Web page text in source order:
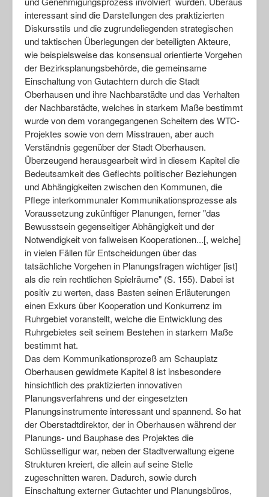
interessant sind die Darstellungen des praktizierten
Diskursstils und die zugrundeliegenden strategischen
und taktischen Überlegungen der beteiligten Akteure,
wie beispielsweise das konsensual orientierte Vorgehen
der Bezirksplanungsbehörde, die gemeinsame
Einschaltung von Gutachtern durch die Stadt
Oberhausen und ihre Nachbarstädte und das Verhalten
der Nachbarstädte, welches in starkem Maße bestimmt
wurde von dem vorangegangenen Scheitern des WTC-
Projektes sowie von dem Misstrauen, aber auch
Verständnis gegenüber der Stadt Oberhausen.
Überzeugend herausgearbeit wird in diesem Kapitel die
Bedeutsamkeit des Geflechts politischer Beziehungen
und Abhängigkeiten zwischen den Kommunen, die
Pflege interkommunaler Kommunikationsprozesse als
Voraussetzung zukünftiger Planungen, ferner "das
Bewusstsein gegenseitiger Abhängigkeit und der
Notwendigkeit von fallweisen Kooperationen...[, welche]
in vielen Fällen für Entscheidungen über das
tatsächliche Vorgehen in Planungsfragen wichtiger [ist]
als die rein rechtlichen Spielräume" (S. 155). Dabei ist
positiv zu werten, dass Basten seinen Erläuterungen
einen Exkurs über Kooperation und Konkurrenz im
Ruhrgebiet voranstellt, welche die Entwicklung des
Ruhrgebietes seit seinem Bestehen in starkem Maße
bestimmt hat.
Das dem Kommunikationsprozeß am Schauplatz
Oberhausen gewidmete Kapitel 8 ist insbesondere
hinsichtlich des praktizierten innovativen
Planungsverfahrens und der eingesetzten
Planungsinstrumente interessant und spannend. So hat
der Oberstadtdirektor, der in Oberhausen während der
Planungs- und Bauphase des Projektes die
Schlüsselfigur war, neben der Stadtverwaltung eigene
Strukturen kreiert, die allein auf seine Stelle
zugeschnitten waren. Dadurch, sowie durch
Einschaltung externer Gutachter und Planungsbüros,